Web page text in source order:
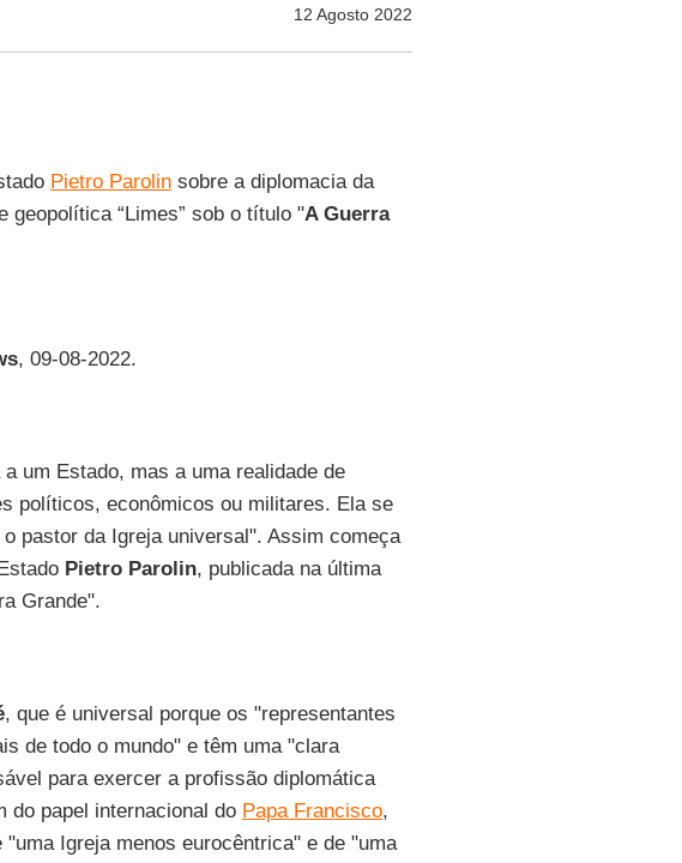
12 Agosto 2022
Pietro Parolinsobre a diplomacia da
geopolítica “Limes” sob o título "A Guerra
, 09-08-2022.
um Estado, mas a uma realidade de
políticos, econômicos ou militares. Ela se
pastor da Igreja universal". Assim começa
Pietro Parolin, publicada na última
Grande".
, que é universal porque os "representantes
de todo o mundo" e têm uma "clara
para exercer a profissão diplomática
do papel internacional do Papa Francisco,
Igreja menos eurocêntrica" e de "uma